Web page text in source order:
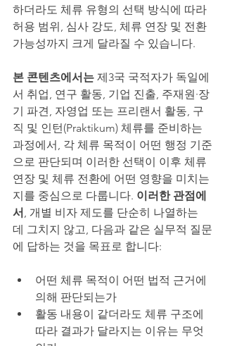
하더라도 체류 유형의 선택 방식에 따라
허용 범위, 심사 강도, 체류 연장 및 전환
가능성까지 크게 달라질 수 있습니다.
본 콘텐츠에서는 제3국 국적자가 독일에
서 취업, 연구 활동, 기업 진출, 주재원·장
기 파견, 자영업 또는 프리랜서 활동, 구
직 및 인턴(Praktikum) 체류를 준비하는
과정에서, 각 체류 목적이 어떤 행정 기준
으로 판단되며 이러한 선택이 이후 체류
연장 및 체류 전환에 어떤 영향을 미치는
지를 중심으로 다룹니다. 이러한 관점에
서, 개별 비자 제도를 단순히 나열하는
데 그치지 않고, 다음과 같은 실무적 질문
에 답하는 것을 목표로 합니다:
어떤 체류 목적이 어떤 법적 근거에
의해 판단되는가
활동 내용이 같더라도 체류 구조에
따라 결과가 달라지는 이유는 무엇